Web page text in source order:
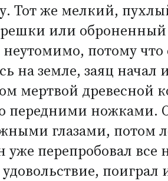
Тот же мелкий,
или
потому
на земле, заяц начал
мертвой древесной
передними ножками.
глазами, потом
уже перепробовал
поиграл